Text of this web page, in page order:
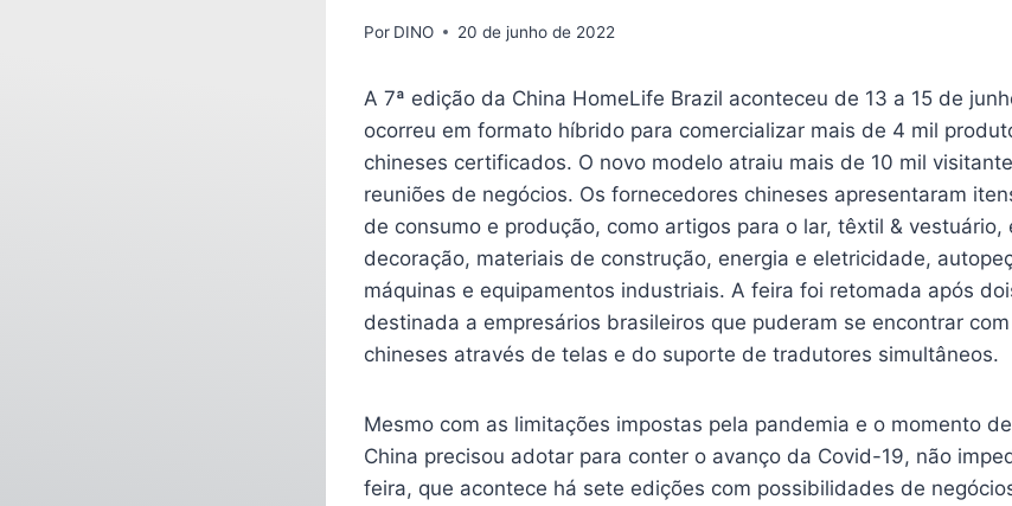
Por DINO 20 de junho de 2022
A 7ª edição da China HomeLife Brazil aconteceu de 13 a 15 de
ocorreu em formato híbrido para comercializar mais de 4 mil
chineses certificados. O novo modelo atraiu mais de 10 mil
reuniões de negócios. Os fornecedores chineses apresentaram
de consumo e produção, como artigos para o lar, têxtil & vestuário,
decoração, materiais de construção, energia e eletricidade,
máquinas e equipamentos industriais. A feira foi retomada após
destinada a empresários brasileiros que puderam se encontrar
chineses através de telas e do suporte de tradutores simultâneos.
Mesmo com as limitações impostas pela pandemia e o momento
China precisou adotar para conter o avanço da Covid-19, não
feira, que acontece há sete edições com possibilidades de